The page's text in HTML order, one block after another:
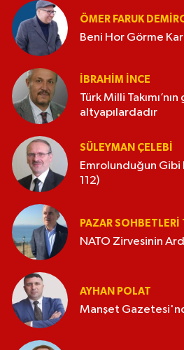
ÖMER FARUK
Beni Hor Görme
İBRAHIM İNCE
Türk Milli
altyapılardadır
SÜLEYMAN ÇELEBI
Emrolunduğun Gibi
112)
PAZAR SOHBETLERI
NATO Zirvesinin
AYHAN POLAT
Manşet